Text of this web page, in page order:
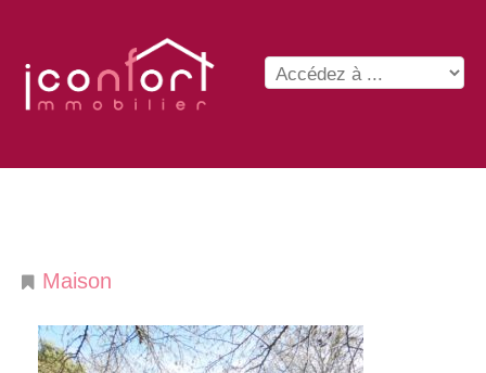
Maison